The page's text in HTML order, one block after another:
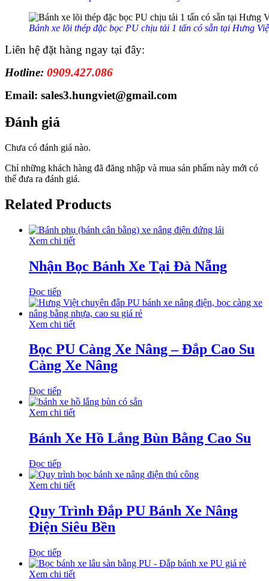
Bánh xe lõi thép đặc bọc PU chịu tải 1 tấn có sẵn tại Hưng
Liên hệ đặt hàng ngay tại đây:
Hotline: 0909.427.086
Email: sales3.hungviet@gmail.com
Đánh giá
Chưa có đánh giá nào.
Chỉ những khách hàng đã đăng nhập và mua sản phẩm này mới có
thể đưa ra đánh giá.
Related Products
Xem chi tiết
Nhận Bọc Bánh Xe Tại Đà Nẵng
Đọc tiếp
Xem chi tiết
Bọc PU Càng Xe Nâng – Đắp Cao Su
Càng Xe Nâng
Đọc tiếp
Xem chi tiết
Bánh Xe Hồ Lắng Bùn Bằng Cao Su
Đọc tiếp
Xem chi tiết
Quy Trình Đắp PU Bánh Xe Nâng
Điện Siêu Bền
Đọc tiếp
Xem chi tiết